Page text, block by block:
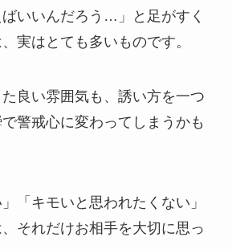
いいんだろう…」と足がすく
実はとても多いものです。
良い雰囲気も、誘い方を一つ
警戒心に変わってしまうかも
「キモいと思われたくない」
それだけお相手を大切に思っ